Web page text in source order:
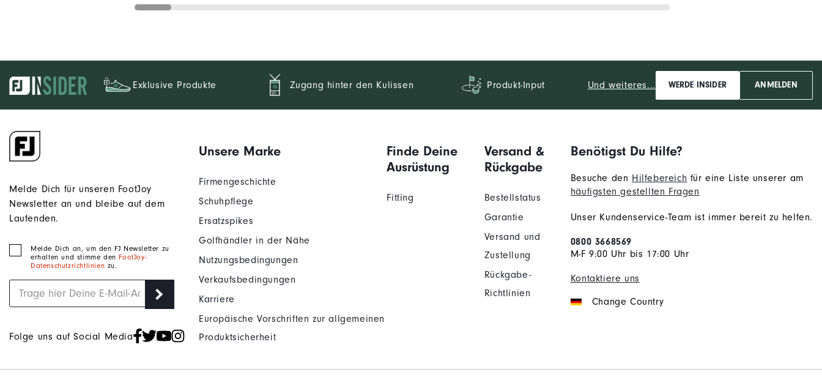
Exklusive Produkte Zugang hinter den Kulissen Produkt-Input Und weiteres... WERDE INSIDER ANMELDEN
Melde Dich für unseren FootJoy
Newsletter an und bleibe auf dem
Laufenden.
Melde Dich an, um den FJ Newsletter zu
erhalten und stimme den FootJoy-
Datenschutzrichtlinien zu.
Folge uns auf Social Media
Unsere Marke
Firmengeschichte
Schuhpflege
Ersatzspikes
Golfhändler in der Nähe
Nutzungsbedingungen
Verkaufsbedingungen
Karriere
Europäische Vorschriften zur allgemeinen
Produktsicherheit
Finde Deine
Ausrüstung
Fitting
Versand &
Rückgabe
Bestellstatus
Garantie
Versand und
Zustellung
Rückgabe-
Richtlinien
Benötigst Du Hilfe?
Besuche den Hilfebereich für eine Liste unserer am
häufigsten gestellten Fragen
Unser Kundenservice-Team ist immer bereit zu helfen.
0800 3668569
M-F 9:00 Uhr bis 17:00 Uhr
Kontaktiere uns
Change Country